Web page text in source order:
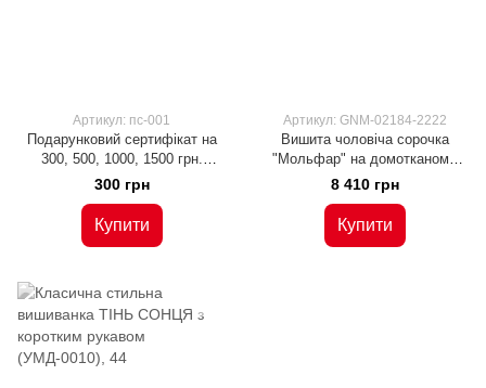
Артикул: пс-001
Подарунковий сертифікат на
300, 500, 1000, 1500 грн.
(Пс-001), на 300 грн
300 грн
Купити
Артикул: GNM-02184-2222
Вишита чоловіча сорочка
"Мольфар" на домотканому
полотні з орнаментом (GNM-
02184), 42, льон білого кольору
8 410 грн
Купити